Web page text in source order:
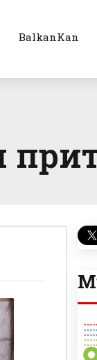
BalkanKan